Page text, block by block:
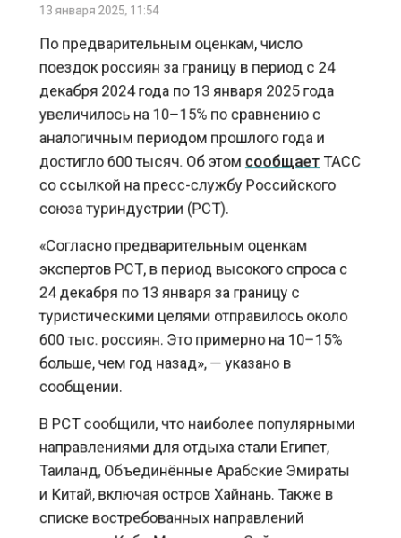
По предварительным оценкам, число
поездок россиян за границу в период с 24
декабря 2024 года по 13 января 2025 года
увеличилось на 10–15% по сравнению с
аналогичным периодом прошлого года и
достигло 600 тысяч. Об этомсообщает
со ссылкой на пресс-службу Российского
союза туриндустрии (РСТ).
экспертов РСТ, в период высокого спроса с
24 декабря по 13 января за границу с
туристическими целями отправилось около
600 тыс. россиян. Это примерно на 10–15%
больше, чем год назад», — указано в
сообщении.
В РСТ сообщили, что наиболее популярными
направлениями для отдыха стали Египет,
Таиланд, Объединённые Арабские Эмираты
и Китай, включая остров Хайнань. Также в
списке востребованных направлений